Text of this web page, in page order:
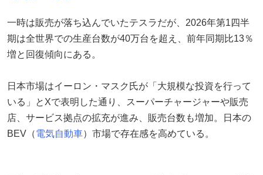
一時は販売が落ち込んでいたテスラだが、2026年第1四半
期は全世界での生産台数が40万台を超え、前年同期比13％
増と回復傾向にある。
日本市場はイーロン・マスク氏が「大規模な投資を行って
いる」とXで表明した通り、スーパーチャージャーや販売
店、サービス拠点の拡充が進み、販売台数も増加。日本の
BEV（電気自動車）市場で存在感を高めている。